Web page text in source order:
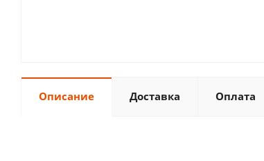
Описание Доставка Оплата